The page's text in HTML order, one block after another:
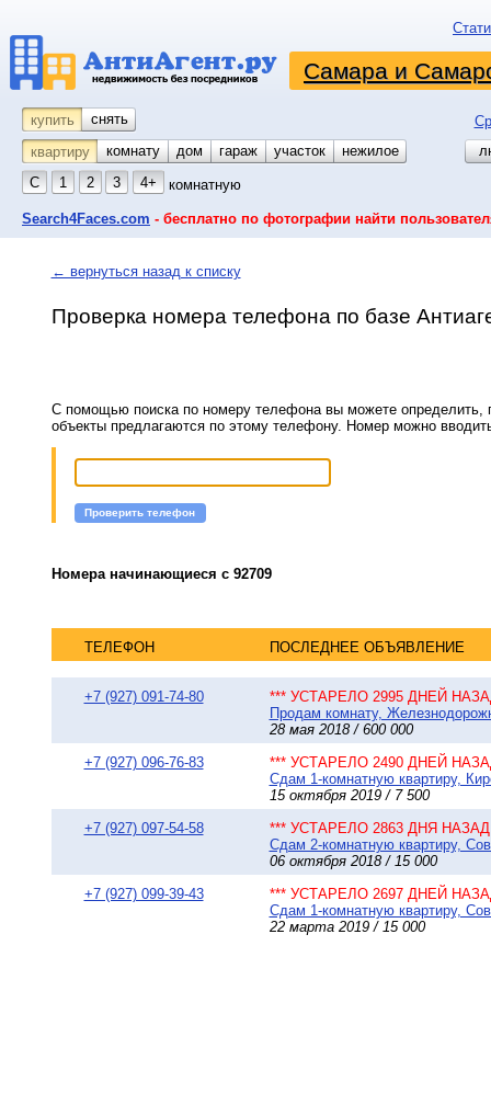
Самара и
купить снять
квартиру
комнату койко-место
дом гараж участок
нежилое
С
1 2 3 4+ комнатную
Search4Faces.com - бесплатно по фотографии найти
← вернуться назад к списку
Проверка номера телефона по базе
С помощью поиска по номеру телефона вы можете определить,
объекты предлагаются по этому телефону. Номер можно
Проверить телефон
Номера начинающиеся с 92709
ТЕЛЕФОН ПОСЛЕДНЕЕ ОБЪЯВЛЕНИЕ
+7 (927) 091-74-80
*** УСТАРЕЛО 2995 ДНЕЙ
Продам комнату,
28 мая 2018 / 600 000
+7 (927) 096-76-83
*** УСТАРЕЛО 2490 ДНЕЙ
Сдам 1-комнатную квартиру,
15 октября 2019 / 7 500
+7 (927) 097-54-58
*** УСТАРЕЛО 2863 ДНЯ НАЗАД
Сдам 2-комнатную квартиру,
06 октября 2018 / 15 000
+7 (927) 099-39-43
*** УСТАРЕЛО 2697 ДНЕЙ
Сдам 1-комнатную квартиру,
22 марта 2019 / 15 000